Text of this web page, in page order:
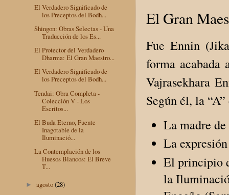
El Gran
Fue Ennin
forma
Vajrasekhara
Según él, la “A”
La madre
La
El principio
la
El Verdadero Significado de
los Preceptos del Bodh...
Shingon: Obras Selectas - Una
Traducción de los Es...
El Protector del Verdadero
Dharma: El Gran Maestro...
El Verdadero Significado de
los Preceptos del Bodh...
Tendai: Obra Completa -
Colección V - Los
Escritos...
El Buda Eterno, Fuente
Inagotable de la
Iluminació...
La Contemplación de los
Huesos Blancos: El Breve
T...
►agosto(28)